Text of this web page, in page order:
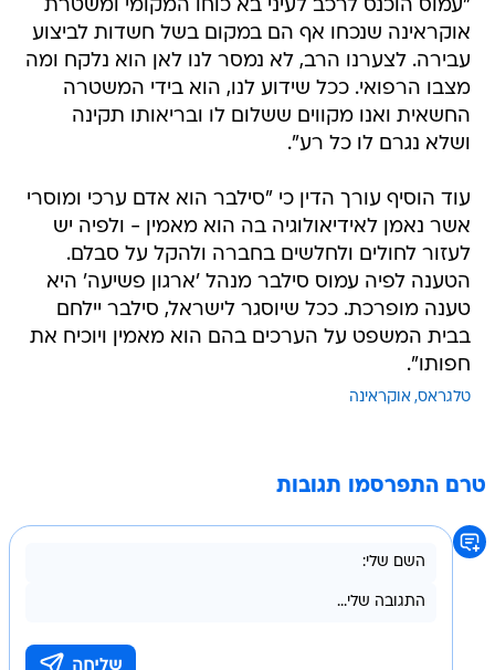
"עמוס הוכנס לרכב לעיני בא כוחו המקומי ומשטרת
אוקראינה שנכחו אף הם במקום בשל חשדות לביצוע
עבירה. לצערנו הרב, לא נמסר לנו לאן הוא נלקח ומה
מצבו הרפואי. ככל שידוע לנו, הוא בידי המשטרה
החשאית ואנו מקווים ששלום לו ובריאותו תקינה
ושלא נגרם לו כל רע".
עוד הוסיף עורך הדין כי "סילבר הוא אדם ערכי ומוסרי
אשר נאמן לאידיאולוגיה בה הוא מאמין - ולפיה יש
לעזור לחולים ולחלשים בחברה ולהקל על סבלם.
הטענה לפיה עמוס סילבר מנהל 'ארגון פשיעה' היא
טענה מופרכת. ככל שיוסגר לישראל, סילבר יילחם
בבית המשפט על הערכים בהם הוא מאמין ויוכיח את
חפותו".
טלגראס אוקראינה
טרם התפרסמו תגובות